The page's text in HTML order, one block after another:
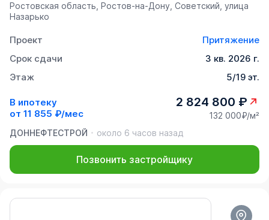
Ростовская область, Ростов-на-Дону, Советский, улица
Назарько
Проект
Притяжение
Срок сдачи
3 кв. 2026 г.
Этаж
5/19 эт.
В ипотеку
от 11 855 ₽/мес
2 824 800 ₽
132 000₽/м²
ДОННЕФТЕСТРОЙ
около 6 часов назад
Позвонить застройщику